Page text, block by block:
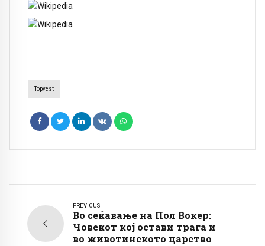
Topvest
PREVIOUS
Во сеќавање на Пол Вокер:
Човекот кој остави трага и
во животинското царство